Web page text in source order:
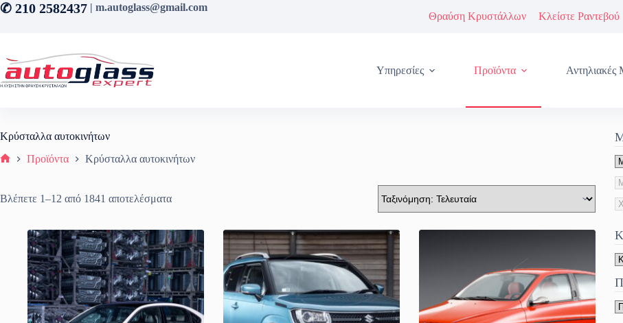
Μετάβαση
στο
✆ 210 2582437 | m.autoglass@gmail.com
Θραύση Κρυστάλλων Κλείστε Ραντεβού
Υπηρεσίες Προϊόντα Αντηλιακές
Κρύσταλλα αυτοκινήτων
Προϊόντα Κρύσταλλα αυτοκινήτων
Βλέπετε 1–12 από 1841 αποτελέσματαSorted